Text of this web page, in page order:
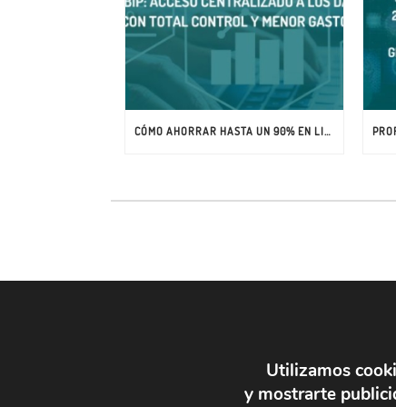
CÓMO AHORRAR HASTA UN 90% EN LICENCIAS DE POWER BI
Utilizamos
y mostrarte